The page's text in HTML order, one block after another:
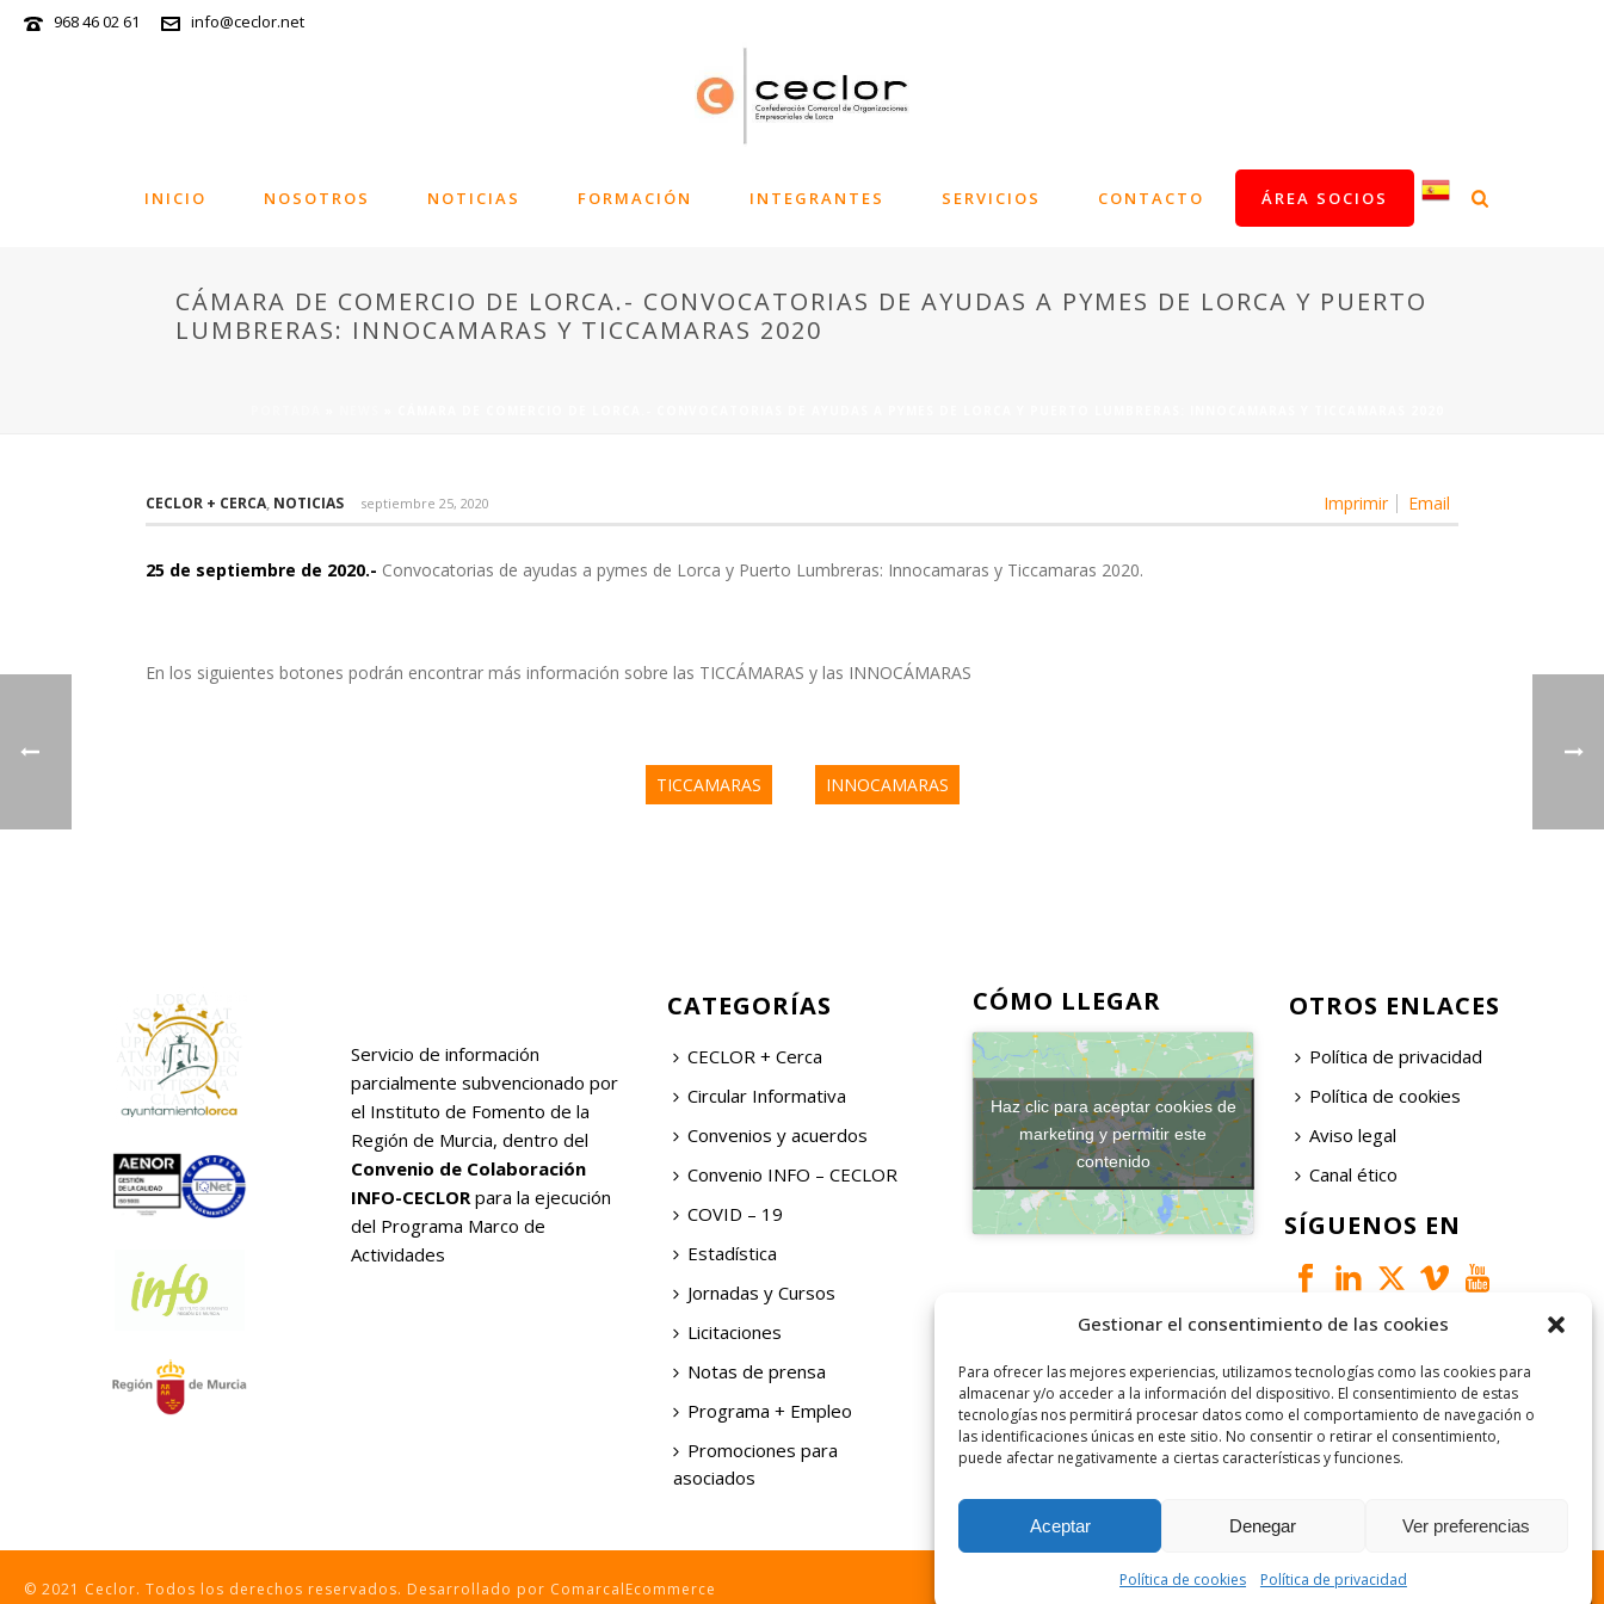
Gestionar el consentimiento de las cookies
Para ofrecer las mejores experiencias, utilizamos tecnologías como las cookies para
almacenar y/o acceder a la información del dispositivo. El consentimiento de estas
tecnologías nos permitirá procesar datos como el comportamiento de navegación o
las identificaciones únicas en este sitio. No consentir o retirar el consentimiento,
puede afectar negativamente a ciertas características y funciones.
Aceptar Denegar Ver preferencias
Política de cookies Política de privacidad
968 46 02 61 info@ceclor.net
INICIO NOSOTROS NOTICIAS FORMACIÓN INTEGRANTES SERVICIOS CONTACTO ÁREA SOCIOS
CÁMARA DE COMERCIO DE LORCA.- CONVOCATORIAS DE AYUDAS A PYMES DE LORCA Y PUERTO
LUMBRERAS: INNOCAMARAS Y TICCAMARAS 2020
Imprimir Email
CECLOR + CERCA, NOTICIAS septiembre 25, 2020
25 de septiembre de 2020.- Convocatorias de ayudas a pymes de Lorca y Puerto Lumbreras: Innocamaras y Ticcamaras 2020.
En los siguientes botones podrán encontrar más información sobre las TICCÁMARAS y las INNOCÁMARAS
TICCAMARAS INNOCAMARAS
Servicio de información
parcialmente subvencionado por
el Instituto de Fomento de la
Región de Murcia, dentro del
Convenio de Colaboración
INFO-CECLOR para la ejecución
del Programa Marco de
Actividades
CATEGORÍAS
CECLOR + Cerca
Circular Informativa
Convenios y acuerdos
Convenio INFO – CECLOR
COVID – 19
Estadística
Jornadas y Cursos
Licitaciones
Notas de prensa
Programa + Empleo
Promociones para
asociados
CÓMO LLEGAR
Haz clic para aceptar cookies de
marketing y permitir este
contenido
OTROS ENLACES
Política de privacidad
Política de cookies
Aviso legal
Canal ético
SÍGUENOS EN
© 2021 Ceclor. Todos los derechos reservados. Desarrollado por ComarcalEcommerce